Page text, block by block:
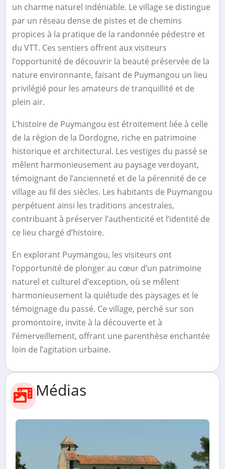
un charme naturel indéniable. Le village se distingue
par un réseau dense de pistes et de chemins
propices à la pratique de la randonnée pédestre et
du VTT. Ces sentiers offrent aux visiteurs
l’opportunité de découvrir la beauté préservée de la
nature environnante, faisant de Puymangou un lieu
privilégié pour les amateurs de tranquillité et de
plein air.
L’histoire de Puymangou est étroitement liée à celle
de la région de la Dordogne, riche en patrimoine
historique et architectural. Les vestiges du passé se
mêlent harmonieusement au paysage verdoyant,
témoignant de l’ancienneté et de la pérennité de ce
village au fil des siècles. Les habitants de Puymangou
perpétuent ainsi les traditions ancestrales,
contribuant à préserver l’authenticité et l’identité de
ce lieu chargé d’histoire.
En explorant Puymangou, les visiteurs ont
l’opportunité de plonger au cœur d’un patrimoine
naturel et culturel d’exception, où se mêlent
harmonieusement la quiétude des paysages et le
témoignage du passé. Ce village, perché sur son
promontoire, invite à la découverte et à
l’émerveillement, offrant une parenthèse enchantée
loin de l’agitation urbaine.
Médias